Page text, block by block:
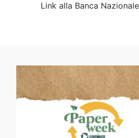
Link alla Banca